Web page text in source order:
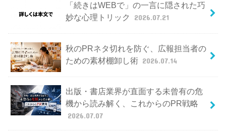
「続きはWEBで」の一言に隠された巧
妙な心理トリック
2026.07.21
秋のPRネタ切れを防ぐ、広報担当者の
ための素材棚卸し術 2026.07.14
出版・書店業界が直面する未曾有の危
機から読み解く、これからのPR戦略
2026.07.07